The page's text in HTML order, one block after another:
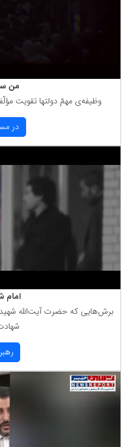
من
وظیفه‌ی مهمّ دولتها تقویت
در
امام
برش‌هایی كه حضرت آیت‌الله شهید